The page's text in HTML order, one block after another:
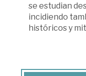
se estudian
incidiendo
históricos y